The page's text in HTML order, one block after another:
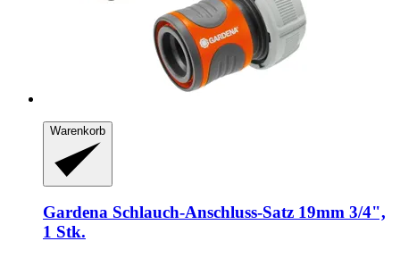
Warenkorb
Gardena Schlauch-​Anschluss-​Satz 19mm 3/4",
1 Stk.